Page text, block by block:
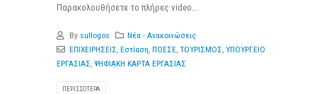
Παρακολουθήσετε τo πλήρες video...
By sullogos
Νέα - Ανακοινώσεις
ΕΠΙΧΕΙΡΗΣΕΙΣ, Εστίαση, ΠΟΕΣΕ, ΤΟΥΡΙΣΜΟΣ, ΥΠΟΥΡΓΕΙΟ
ΕΡΓΑΣΙΑΣ, ΨΗΦΙΑΚΗ ΚΑΡΤΑ ΕΡΓΑΣΙΑΣ
ΠΕΡΙΣΣΌΤΕΡΑ